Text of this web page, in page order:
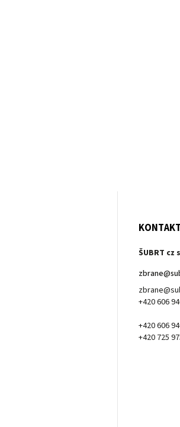
KONTAKT
ŠUBRT cz
zbrane@
+420 606
+420 606
+420 725